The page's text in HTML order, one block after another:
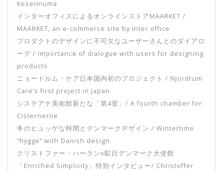
Kesennuma
インターオフィスによるオンラインストアMAARKET /
MAARKET, an e-commerce site by inter.office
プロダクトのデザインに不可欠なユーザーさんとのダイアロ
ーグ / Importance of dialogue with users for designing
products
ニョードルム・ケア日本国内初のプロジェクト / Njordrum
Care’s first project in Japan
システアナ美術館新たな「第4室」/ A fourth chamber for
Cisternerne
冬のヒュッゲな時間とデンマークデザイン / Wintertime
“hygge” with Danish design
クリストファー・ハーランx駐日デンマーク大使館
「Enriched Simplicity」特別インタビュー/ Christoffer